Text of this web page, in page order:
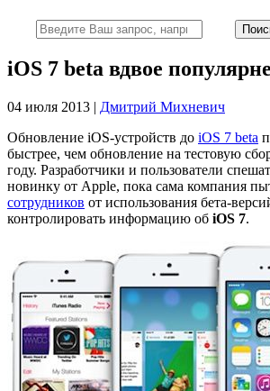
iOS 7 beta вдвое
04 июля 2013 | Дмитрий Михневич
Обновление iOS-устройств до iOS 7 beta
быстрее, чем обновление на тестовую
году. Разработчики и пользователи
новинку от Apple, пока сама компания
сотрудников от использования бета-
контролировать информацию об iOS 7.